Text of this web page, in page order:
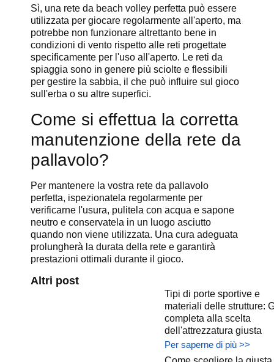
Sì, una rete da beach volley perfetta può essere
utilizzata per giocare regolarmente all'aperto, ma
potrebbe non funzionare altrettanto bene in
condizioni di vento rispetto alle reti progettate
specificamente per l'uso all'aperto. Le reti da
spiaggia sono in genere più sciolte e flessibili
per gestire la sabbia, il che può influire sul gioco
sull'erba o su altre superfici.
Come si effettua la corretta
manutenzione della rete da
pallavolo?
Per mantenere la vostra rete da pallavolo
perfetta, ispezionatela regolarmente per
verificarne l'usura, pulitela con acqua e sapone
neutro e conservatela in un luogo asciutto
quando non viene utilizzata. Una cura adeguata
prolungherà la durata della rete e garantirà
prestazioni ottimali durante il gioco.
Altri post
Tipi di porte sportive e
materiali delle strutture:
completa alla scelta
dell'attrezzatura giusta
Per saperne di più >>